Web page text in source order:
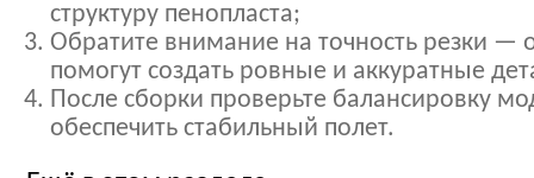
структуру пенопласта;
Обратите внимание на точность резки —
помогут создать ровные и аккуратные
После сборки проверьте балансировку
обеспечить стабильный полет.